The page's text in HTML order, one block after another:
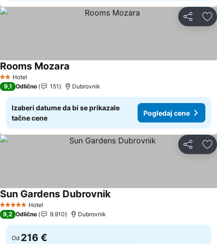
Deli
2 Zvezdice
Hotel
Rooms Mozara
9,1 Odlično 151 Dubrovnik
Izaberi datume da bi se prikazale
tačne cene
Pogledaj cene
Deli
5 ZvezdiceHotel
Sun Gardens Dubrovnik
9,2 Odlično 9.910 Dubrovnik
Od 216 €